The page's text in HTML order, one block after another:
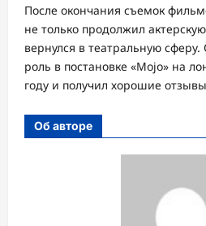
После окончания съемок
не только продолжил
вернулся в театральную
роль в постановке «Mojo» на
году и получил хорошие
Об авторе